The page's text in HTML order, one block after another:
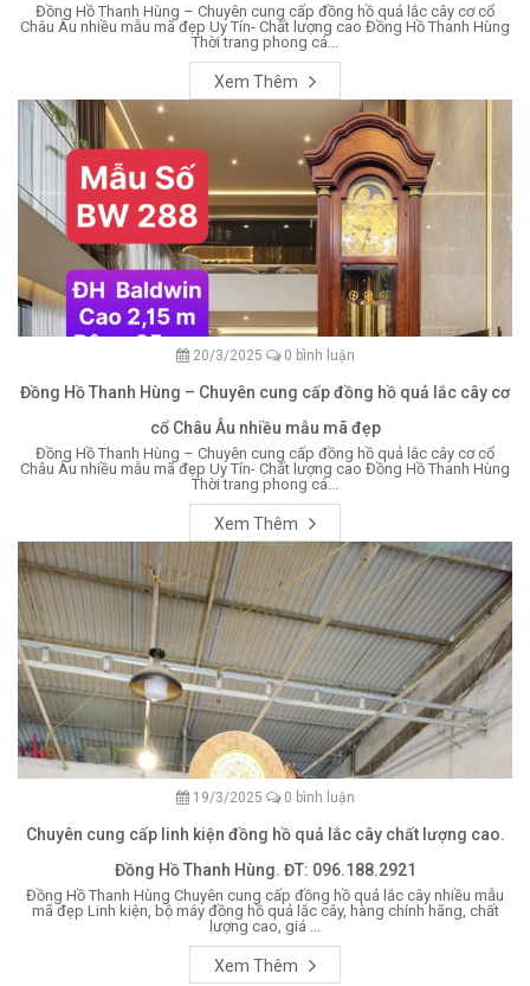
Đồng Hồ Thanh Hùng – Chuyên cung cấp đồng hồ quả lắc cây cơ cổ
Châu Âu nhiều mẫu mã đẹp Uy Tín- Chất lượng cao Đồng Hồ Thanh Hùng
Thời trang phong cá...
Xem Thêm
20/3/2025 0 bình luận
Đồng Hồ Thanh Hùng – Chuyên cung cấp đồng hồ quả lắc cây cơ
cổ Châu Âu nhiều mẫu mã đẹp
Đồng Hồ Thanh Hùng – Chuyên cung cấp đồng hồ quả lắc cây cơ cổ
Châu Âu nhiều mẫu mã đẹp Uy Tín- Chất lượng cao Đồng Hồ Thanh Hùng
Thời trang phong cá...
Xem Thêm
19/3/2025 0 bình luận
Chuyên cung cấp linh kiện đồng hồ quả lắc cây chất lượng cao.
Đồng Hồ Thanh Hùng. ĐT: 096.188.2921
Đồng Hồ Thanh Hùng Chuyên cung cấp đồng hồ quả lắc cây nhiều mẫu
mã đẹp Linh kiện, bộ máy đồng hồ quả lắc cây, hàng chính hãng, chất
lượng cao, giá ...
Xem Thêm